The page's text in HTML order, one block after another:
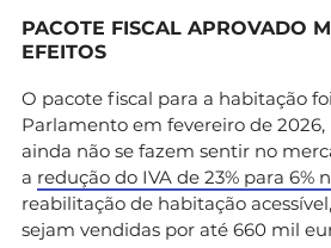
PACOTE FISCAL APROVADO
EFEITOS
O pacote fiscal para a habitação
Parlamento em fevereiro de 2026,
ainda não se fazem sentir no
a redução do IVA de 23% para 6%
reabilitação de habitação
sejam vendidas por até 660 mil